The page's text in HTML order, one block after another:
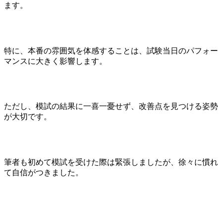
ます。
特に、本番の雰囲気を体感することは、試験当日のパフォー
マンスに大きく影響します。
ただし、模試の結果に一喜一憂せず、改善点を見つける姿勢
が大切です。
筆者も初めて模試を受けた際は緊張しましたが、徐々に慣れ
て自信がつきました。